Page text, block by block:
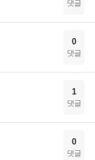
댓글
0
댓글
1
댓글
0
댓글